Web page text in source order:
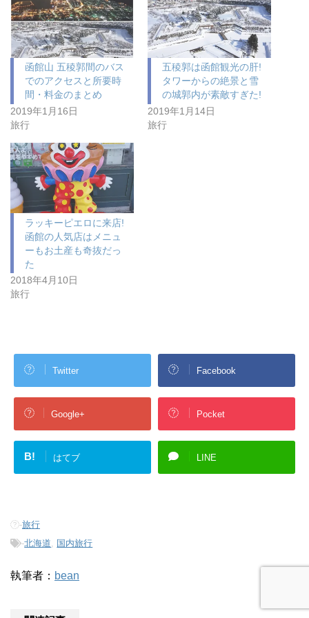
函館山 五稜郭間のバス
でのアクセスと所要時
間・料金のまとめ
2019年1月16日
旅行
五稜郭は函館観光の肝!
タワーからの絶景と雪
の城郭内が素敵すぎた!
2019年1月14日
旅行
ラッキーピエロに来店!
函館の人気店はメニュ
ーもお土産も奇抜だっ
た
2018年4月10日
旅行
Twitter Facebook
Google+ Pocket
B! はてブ LINE
-旅行
-北海道, 国内旅行
執筆者： bean